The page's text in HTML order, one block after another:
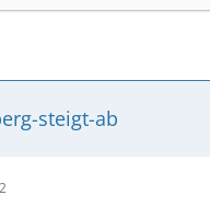
steigt-ab